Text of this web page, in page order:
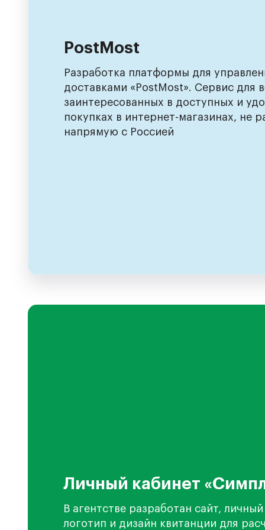
PostMost
Разработка платформы для
доставками «PostMost». Сервис для
заинтересованных в доступных и
покупках в интернет-магазинах, не
напрямую с Россией
Личный кабинет
В агентстве разработан сайт,
логотип и дизайн квитанции для